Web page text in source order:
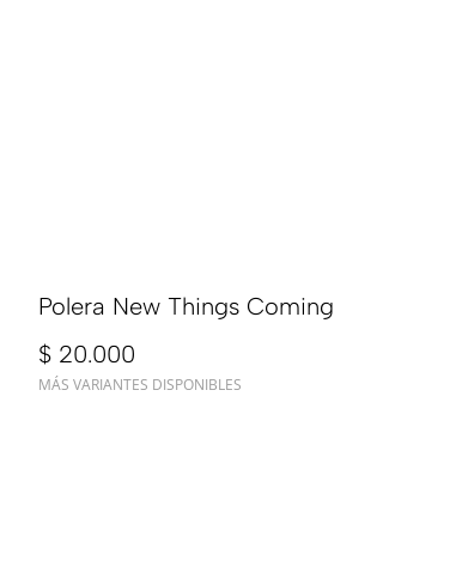
Polera New Things Coming
$ 20.000
MÁS VARIANTES DISPONIBLES